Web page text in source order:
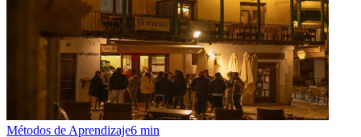
Métodos de Aprendizaje6 min